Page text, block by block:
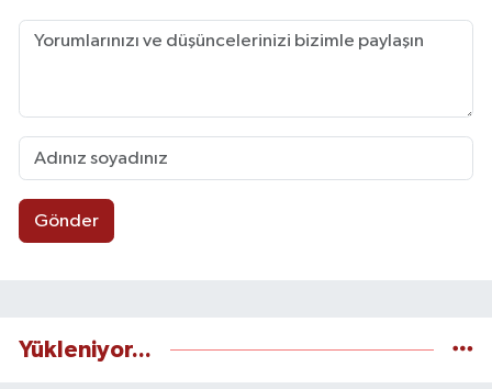
Gönder
Yükleniyor...